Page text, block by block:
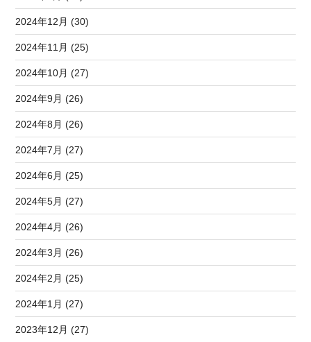
2024年12月 (30)
2024年11月 (25)
2024年10月 (27)
2024年9月 (26)
2024年8月 (26)
2024年7月 (27)
2024年6月 (25)
2024年5月 (27)
2024年4月 (26)
2024年3月 (26)
2024年2月 (25)
2024年1月 (27)
2023年12月 (27)